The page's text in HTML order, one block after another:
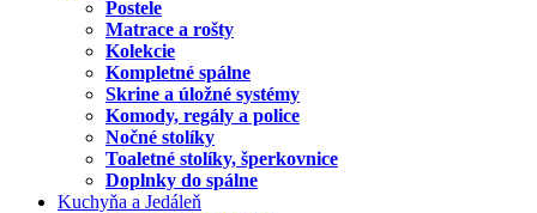
Postele
Matrace a rošty
Kolekcie
Kompletné spálne
Skrine a úložné systémy
Komody, regály a police
Nočné stolíky
Toaletné stolíky, šperkovnice
Doplnky do spálne
Kuchyňa a Jedáleň